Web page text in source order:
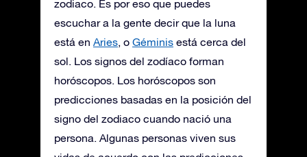
zodiaco. Es por eso que puedes
escuchar a la gente decir que la luna
está en Aries, o Géminis está cerca del
sol. Los signos del zodíaco forman
horóscopos. Los horóscopos son
predicciones basadas en la posición del
signo del zodiaco cuando nació una
persona. Algunas personas viven sus